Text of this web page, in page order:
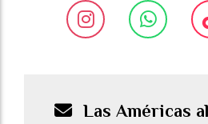
Las Américas